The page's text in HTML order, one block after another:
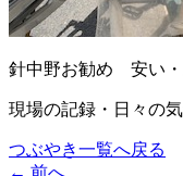
針中野お勧め 安い・
現場の記録・日々の
つぶやき一覧へ戻る
← 前へ